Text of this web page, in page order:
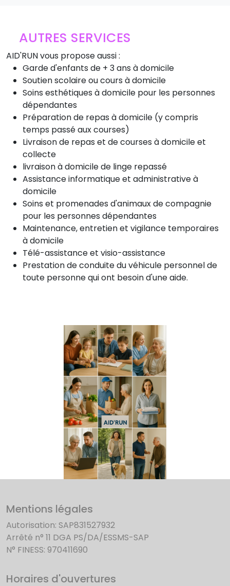
AUTRES SERVICES
AID'RUN vous propose aussi :
Garde d'enfants de + 3 ans à domicile
Soutien scolaire ou cours à domicile
Soins esthétiques à domicile pour les personnes
dépendantes
Préparation de repas à domicile (y compris
temps passé aux courses)
Livraison de repas et de courses à domicile et
collecte
livraison à domicile de linge repassé
Assistance informatique et administrative à
domicile
Soins et promenades d'animaux de compagnie
pour les personnes dépendantes
Maintenance, entretien et vigilance temporaires
à domicile
Télé-assistance et visio-assistance
Prestation de conduite du véhicule personnel de
toute personne qui ont besoin d'une aide.
Mentions légales
Autorisation: SAP831527932
Arrêté n° 11 DGA PS/DA/ESSMS-SAP
N° FINESS: 970411690
Horaires d'ouvertures